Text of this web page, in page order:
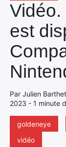
est
Par Julien
2023 - 1 minute
goldeneye
vidéo